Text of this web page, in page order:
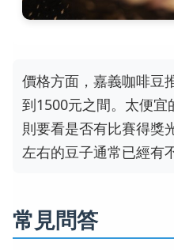
價格方面，嘉義咖啡豆
到1500元之間。太便宜
則要看是否有比賽得獎
左右的豆子通常已經有
常見問答